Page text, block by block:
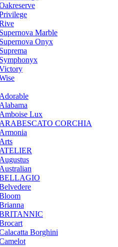
Marble
Onyx
Lux
CORCHIA
Borghini